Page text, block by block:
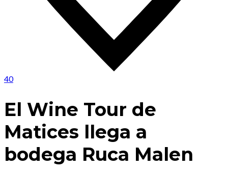
40
El Wine Tour de
Matices llega a
bodega Ruca Malen